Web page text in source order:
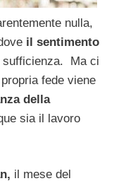
nulla,
il sentimento
sufficienza. Ma ci
fede viene
della
sia il lavoro
il mese del